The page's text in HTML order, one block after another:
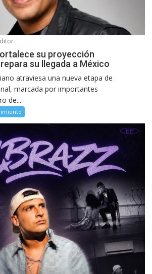
su proyección
su llegada a México
atraviesa una nueva etapa de
marcada por importantes
de...